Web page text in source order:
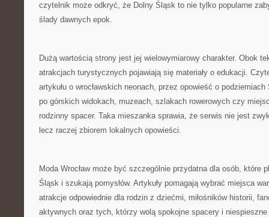
czytelnik może odkryć, że Dolny Śląsk to nie tylko popularne
ślady dawnych epok.
Dużą wartością strony jest jej wielowymiarowy charakter. Obok
atrakcjach turystycznych pojawiają się materiały o edukacji.
artykułu o wrocławskich neonach, przez opowieść o
po górskich widokach, muzeach, szlakach rowerowych czy
rodzinny spacer. Taka mieszanka sprawia, że serwis nie jest
lecz raczej zbiorem lokalnych opowieści.
Moda Wrocław może być szczególnie przydatna dla osób, które
Śląsk i szukają pomysłów. Artykuły pomagają wybrać miejsca
atrakcje odpowiednie dla rodzin z dziećmi, miłośników historii,
aktywnych oraz tych, którzy wolą spokojne spacery i